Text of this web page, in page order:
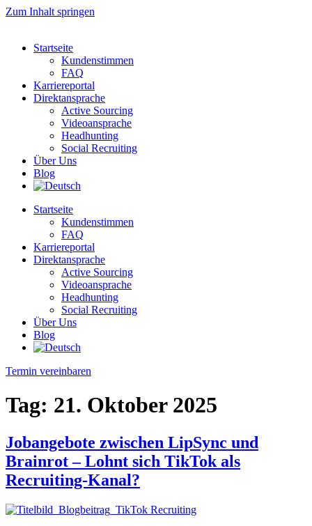
Zum Inhalt springen
Startseite
Kundenstimmen
FAQ
Karriereportal
Direktansprache
Active Sourcing
Videoansprache
Headhunting
Social Recruiting
Über Uns
Blog
Startseite
Kundenstimmen
FAQ
Karriereportal
Direktansprache
Active Sourcing
Videoansprache
Headhunting
Social Recruiting
Über Uns
Blog
Termin vereinbaren
Tag: 21. Oktober 2025
Jobangebote zwischen LipSync und
Brainrot – Lohnt sich TikTok als
Recruiting-Kanal?